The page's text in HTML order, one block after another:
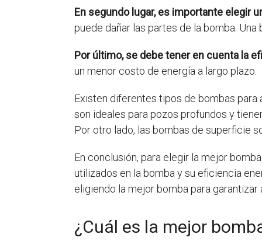
En segundo lugar, es importante elegir
puede dañar las partes de la bomba.
Por último, se debe tener en cuenta la
un menor costo de energía a largo plazo.
Existen diferentes tipos de bombas
son ideales para pozos profundos y
Por otro lado, las bombas de superficie
En conclusión, para elegir la mejor
utilizados en la bomba y su eficiencia
eligiendo la mejor bomba para
¿Cuál es la mejor